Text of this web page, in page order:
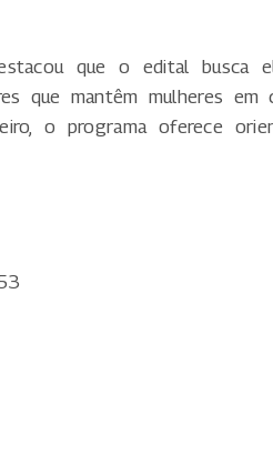
que o edital busca
que mantêm mulheres em
o programa oferece